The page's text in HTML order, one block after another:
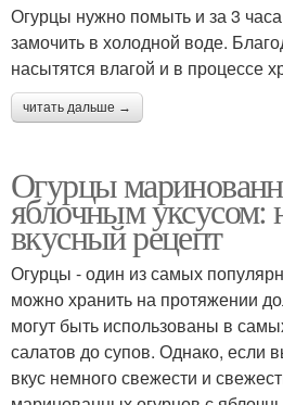
Огурцы нужно помыть и за 3
замочить в холодной воде.
насытятся влагой и в процессе
читать дальше →
Огурцы
яблочным уксусом:
вкусный рецепт
Огурцы - один из самых
можно хранить на протяжении
могут быть использованы в
салатов до супов. Однако, если
вкус немного свежести и